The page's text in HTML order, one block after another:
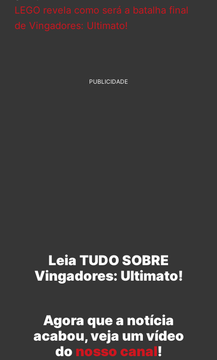
LEGO revela como será a batalha final
de Vingadores: Ultimato!
PUBLICIDADE
Leia TUDO SOBRE
Vingadores: Ultimato!
Agora que a notícia
acabou, veja um vídeo
do nosso canal!